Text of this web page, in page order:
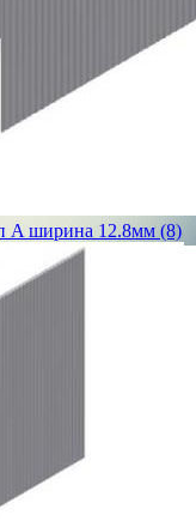
A ширина 12.8мм (8)